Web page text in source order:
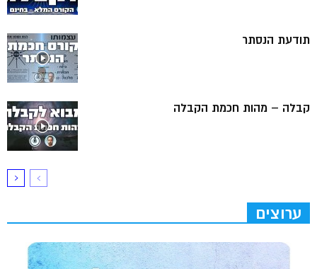
תודעת הנסתר
קבלה – מהות חכמת הקבלה
ערוצים